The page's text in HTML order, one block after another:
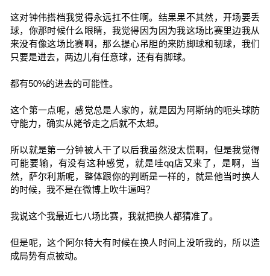
这对钟伟搭档我觉得永远扛不住啊。结果果不其然，开场要丢
球，你那时候什么眼睛，我觉得因为因为我这场比赛里边我从
来没有像这场比赛啊，那么提心吊胆的来防脚球和韧球，我们
只要是进去，两边儿有任意球，还有有脚球。
都有50%的进去的可能性。
这个第一点呢，感觉总是人家的，就是因为阿斯纳的呃头球防
守能力，确实从姥爷走之后就不太想。
所以就是第一分钟被人干了以后我虽然没太慌啊，但是我觉得
可能要输，有没有这种感觉，就是哇qq店又来了，是啊，当
然，萨尔利斯呢，整体跟你的判断是一样的，就是他当时换人
的时候，我不是在微博上吹牛逼吗？
我说这个我最近七八场比赛，我就把换人都猜准了。
但是呢，这个阿尔特大有时候在换人时间上没听我的，所以造
成局势有点被动。